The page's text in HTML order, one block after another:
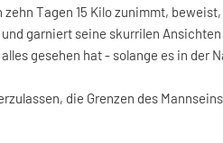
zehn Tagen 15 Kilo zunimmt,
garniert seine skurrilen
gesehen hat - solange es in der
die Grenzen des